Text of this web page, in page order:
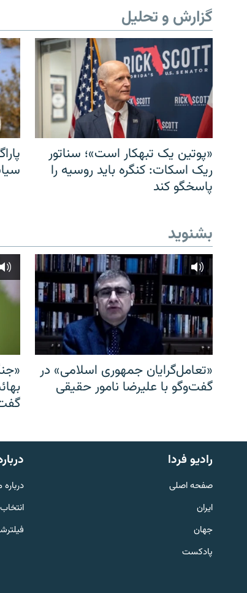
English
به ما بپیوندید
گزارش و تحلیل
«پوتین یک تبهکار است»؛ سناتور
ریک اسکات: کنگره باید روسیه را
پاسخگو کند
بشنوید
«تعامل‌گرایان جمهوری اسلامی» در
گفت‌وگو با علیرضا نامور حقیقی
رادیو فردا
صفحه اصلی
ایران
جهان
پادکست
درباره